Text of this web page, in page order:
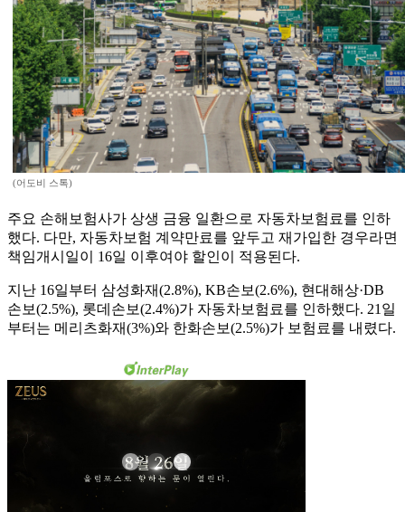
(어도비 스톡)
주요 손해보험사가 상생 금융 일환으로 자동차보험료를 인하
했다. 다만, 자동차보험 계약만료를 앞두고 재가입한 경우라면
책임개시일이 16일 이후여야 할인이 적용된다.
지난 16일부터 삼성화재(2.8%), KB손보(2.6%), 현대해상·DB
손보(2.5%), 롯데손보(2.4%)가 자동차보험료를 인하했다. 21일
부터는 메리츠화재(3%)와 한화손보(2.5%)가 보험료를 내렸다.